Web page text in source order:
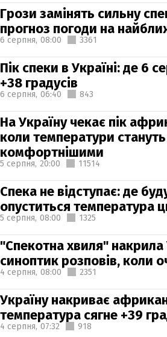
Грози замінять сильну
прогноз погоди на
6 серпня, 08:00 3361
Пік спеки в Україні: де 6
+38 градусів
6 серпня, 06:40 843
На Україну чекає пік
коли температури стануть
комфортнішими
5 серпня, 20:00 11514
Спека не відступає: де
опуститься температура
5 серпня, 08:00 1325
"Спекотна хвиля" накрила
синоптик розповів, коли
4 серпня, 08:00 2351
Україну накриває
температура сягне +39
4 серпня, 07:32 918